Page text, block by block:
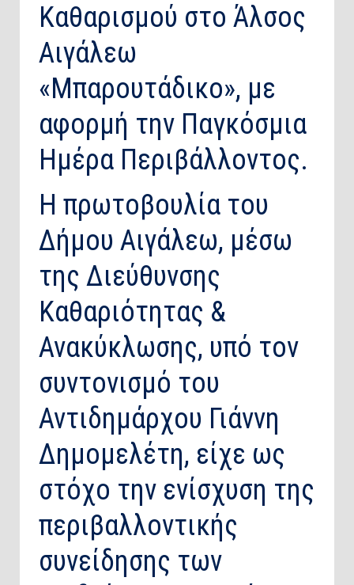
Καθαρισμού στο Άλσος
Αιγάλεω
«Μπαρουτάδικο», με
αφορμή την Παγκόσμια
Ημέρα Περιβάλλοντος.
Η πρωτοβουλία του
Δήμου Αιγάλεω, μέσω
της Διεύθυνσης
Καθαριότητας &
Ανακύκλωσης, υπό τον
συντονισμό του
Αντιδημάρχου Γιάννη
Δημομελέτη, είχε ως
στόχο την ενίσχυση της
περιβαλλοντικής
συνείδησης των